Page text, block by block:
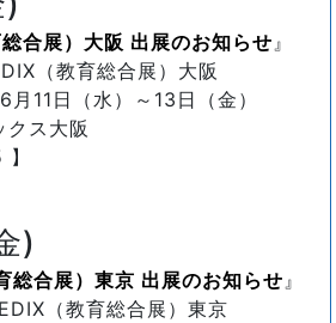
合展）大阪 出展のお知らせ
（教育総合展）大阪
日（水）～13日（金）
ス大阪
)
総合展）東京 出展のお知らせ
（教育総合展）東京